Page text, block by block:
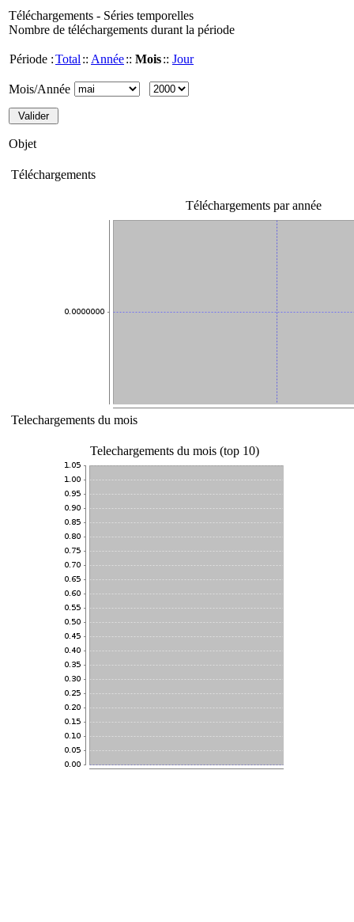
Téléchargements - Séries temporelles
Nombre de téléchargements durant la période
Période :Total :: Année:: Mois:: Jour
Mois/Année
Objet
Téléchargements
Téléchargements par année
Telechargements du mois
Telechargements du mois (top 10)